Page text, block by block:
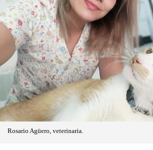
Rosario Agüero, veterinaria.